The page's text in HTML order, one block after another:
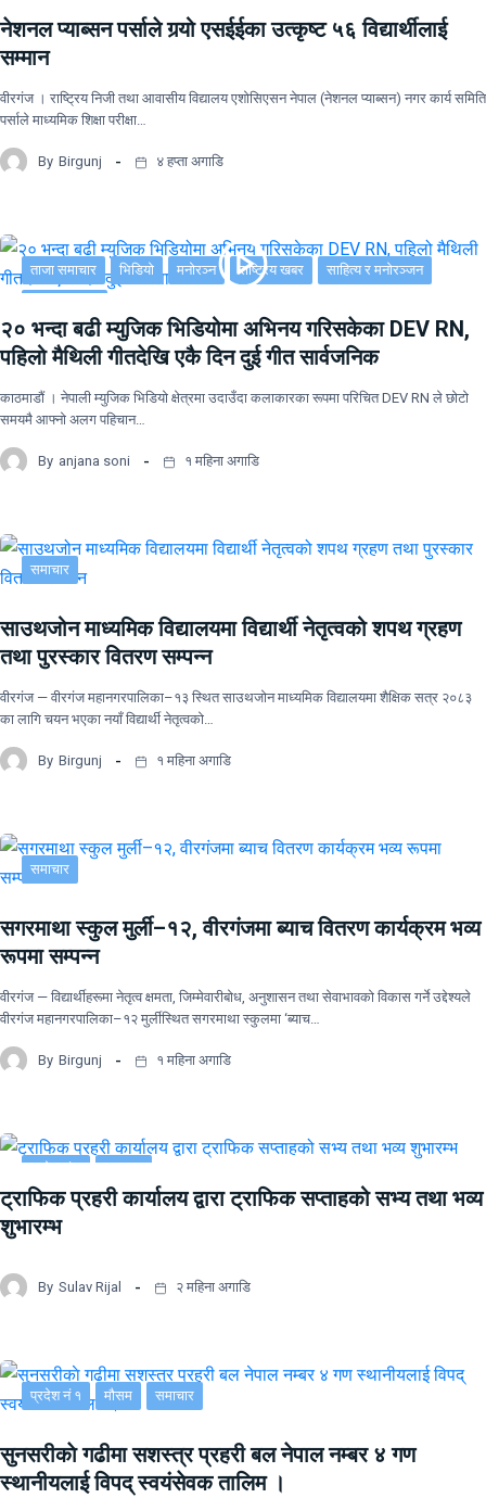
नेशनल प्याब्सन पर्साले गर्‍यो एसईईका उत्कृष्ट ५६ विद्यार्थीलाई
सम्मान
वीरगंज । राष्ट्रिय निजी तथा आवासीय विद्यालय एशोसिएसन नेपाल (नेशनल प्याब्सन) नगर कार्य समिति
पर्साले माध्यमिक शिक्षा परीक्षा…
By Birgunj ४ हप्ता अगाडि
ताजा समाचार भिडियो मनोरञ्न राष्ट्रिय खबर साहित्य र मनोरञ्जन
२० भन्दा बढी म्युजिक भिडियोमा अभिनय गरिसकेका DEV RN,
पहिलो मैथिली गीतदेखि एकै दिन दुई गीत सार्वजनिक
काठमाडौं । नेपाली म्युजिक भिडियो क्षेत्रमा उदाउँदा कलाकारका रूपमा परिचित DEV RN ले छोटो
समयमै आफ्नो अलग पहिचान…
By anjana soni १ महिना अगाडि
समाचार
साउथजोन माध्यमिक विद्यालयमा विद्यार्थी नेतृत्वको शपथ ग्रहण
तथा पुरस्कार वितरण सम्पन्न
वीरगंज — वीरगंज महानगरपालिका–१३ स्थित साउथजोन माध्यमिक विद्यालयमा शैक्षिक सत्र २०८३
का लागि चयन भएका नयाँ विद्यार्थी नेतृत्वको…
By Birgunj १ महिना अगाडि
समाचार
सगरमाथा स्कुल मुर्ली–१२, वीरगंजमा ब्याच वितरण कार्यक्रम भव्य
रूपमा सम्पन्न
वीरगंज — विद्यार्थीहरूमा नेतृत्व क्षमता, जिम्मेवारीबोध, अनुशासन तथा सेवाभावको विकास गर्ने उद्देश्यले
वीरगंज महानगरपालिका–१२ मुर्लीस्थित सगरमाथा स्कुलमा ‘ब्याच…
By Birgunj १ महिना अगाडि
ट्राफिक प्रहरी कार्यालय द्वारा ट्राफिक सप्ताहको सभ्य तथा भव्य
शुभारम्भ
By Sulav Rijal २ महिना अगाडि
प्रदेश नं १ मौसम समाचार
सुनसरीकाे गढीमा सशस्त्र प्रहरी बल नेपाल नम्बर ४ गण
स्थानीयलाई विपद् स्वयंसेवक तालिम ।